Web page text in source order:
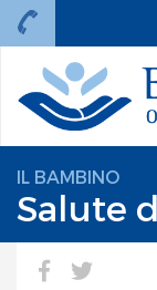
IL BAMBINO
Salute